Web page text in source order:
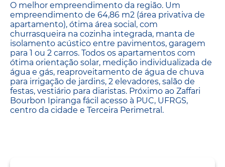
O melhor empreendimento da região. Um
empreendimento de 64,86 m2 (área privativa de
apartamento), ótima área social, com
churrasqueira na cozinha integrada, manta de
isolamento acústico entre pavimentos, garagem
para 1 ou 2 carros. Todos os apartamentos com
ótima orientação solar, medição individualizada de
água e gás, reaproveitamento de água de chuva
para irrigação de jardins, 2 elevadores, salão de
festas, vestiário para diaristas. Próximo ao Zaffari
Bourbon Ipiranga fácil acesso à PUC, UFRGS,
centro da cidade e Terceira Perimetral.